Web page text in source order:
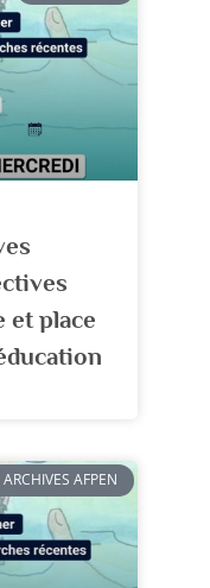
et place
ARCHIVES AFPEN